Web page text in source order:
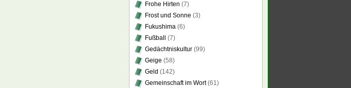
Frohe Hirten (7)
Frost und Sonne (3)
Fukushima (6)
Fußball
(7)
Gedächtniskultur (99)
Geige (58)
Geld (142)
Gemeinschaft im Wort(61)